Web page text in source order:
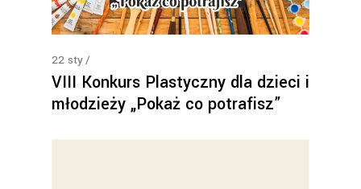
22 sty
VIII Konkurs Plastyczny dla dzieci i
młodzieży „Pokaż co potrafisz”